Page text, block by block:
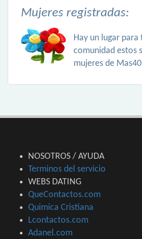
Mujeres registradas:
Hay un lugar para
comunidad estos
mujeres de
NOSOTROS / AYUDA
Terminos del servicio
WEBS DATING
QueContactos.com
Quimica Cristiana
Lcontactos.com
Adanel.com